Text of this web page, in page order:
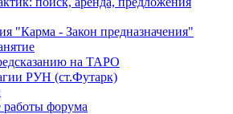
"Карма - Закон предназначения"
на ТАРО
РУН (ст.Футарк)
форума